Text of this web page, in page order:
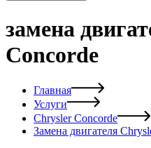
замена
Concorde
Главная
Услуги
Chrysler Concorde
Замена двигателя